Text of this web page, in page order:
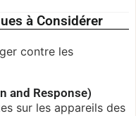
à Considérer
contre les
and Response)
sur les appareils des